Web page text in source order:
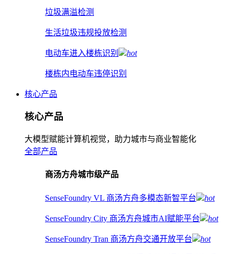
垃圾满溢检测
生活垃圾违规投放检测
电动车进入楼栋识别 hot
楼栋内电动车违停识别
核心产品
核心产品
大模型赋能计算机视觉，助力城市与商业智能化
全部产品
商汤方舟城市级产品
SenseFoundry VL 商汤方舟多模态新智平台 hot
SenseFoundry City 商汤方舟城市AI赋能平台 hot
SenseFoundry Tran 商汤方舟交通开放平台 hot